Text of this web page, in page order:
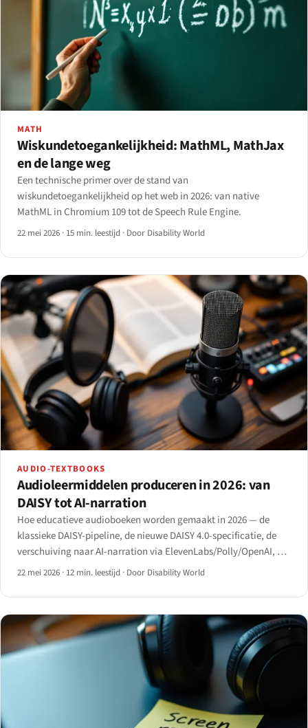
MATH
Wiskundetoegankelijkheid: MathML, MathJax
en de lange weg
Een technische primer over de stand van
wiskundetoegankelijkheid op het web in 2026: van native
MathML in Chromium 109 tot de Speech Rule Engine.
22 mei 2026 · 15 min. leestijd · Door Disability World
AUDIO-TEXTBOOKS
Audioleermiddelen produceren in 2026: van
DAISY tot AI-narration
Hoe educatieve audioboeken worden gemaakt in 2026 — de
klassieke DAISY-pipeline, de nieuwe DAISY 4.0-specificatie, de
verschuiving naar AI-narration via ElevenLabs/Polly/OpenAI, en
de kosten-kwaliteitsafweging die een leerboek van een podcast
22 mei 2026 · 12 min. leestijd · Door Disability World